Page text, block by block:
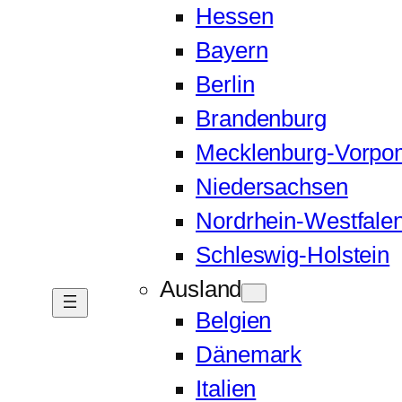
Hessen
Bayern
Berlin
Brandenburg
Mecklenburg-
Niedersachsen
Nordrhein-
Schleswig-Holstein
Ausland
Belgien
Dänemark
Italien